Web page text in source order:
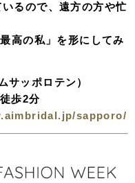
るので、遠方の方や忙
高の私」を形にしてみ
サッポロテン）
歩2分
sapporo/